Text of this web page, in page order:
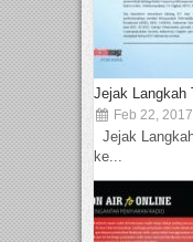
Jejak Langkah
Feb 22, 2017
Jejak
ke...